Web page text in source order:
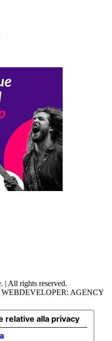
| All rights reserved.
WEBDEVELOPER: AGENCY
relative alla privacy